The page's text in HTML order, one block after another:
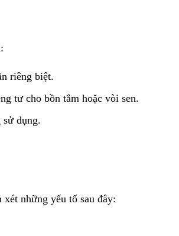
riêng biệt.
tư cho bồn tắm hoặc vòi sen.
dụng.
những yếu tố sau đây: